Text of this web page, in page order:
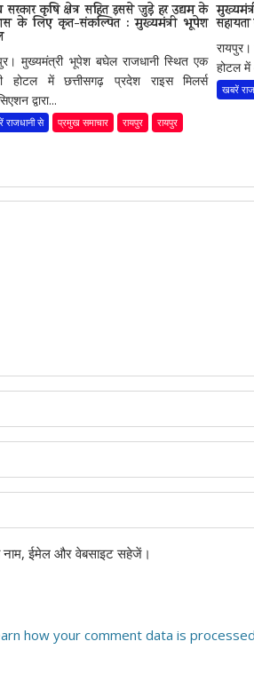
सरकार कृषि क्षेत्र सहित इससे जुड़े हर उद्यम के
के लिए कृत-संकल्पित : मुख्यमंत्री भूपेश
मुख्यमंत्री भूपेश बघेल राजधानी स्थित एक
होटल में छत्तीसगढ़ प्रदेश राइस मिलर्स
द्वारा...
राजधानी से प्रमुख समाचार रायपुर रायपुर
होटल में
खबरें
नाम, ईमेल और वेबसाइट सहेजें।
how your comment data is processed